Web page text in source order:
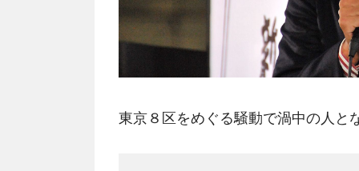
東京８区をめぐる騒動で渦中の人と